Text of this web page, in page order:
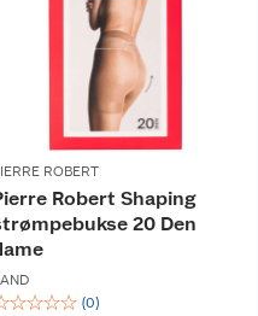
ROBERT
Robert Shaping
20 Den
☆☆☆☆ (0)